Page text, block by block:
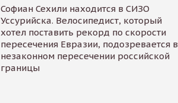
Софиан Сехили находится в СИЗО
Уссурийска. Велосипедист, который
хотел поставить рекорд по скорости
пересечения Евразии, подозревается в
незаконном пересечении российской
границы